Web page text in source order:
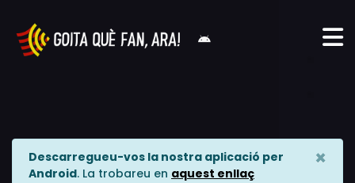
Descarregueu-vos la nostra aplicació per
Android. La trobareu en aquest enllaç
×